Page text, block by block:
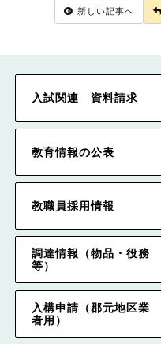
新しい記事へ
入試関連 資料請求
教育情報の公表
教職員採用情報
調達情報（物品・役務
等）
入構申請（郡元地区業
者用）